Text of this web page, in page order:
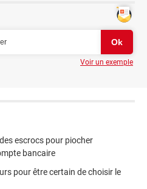
Voir un exemple
escrocs pour piocher
bancaire
pour être certain de choisir le